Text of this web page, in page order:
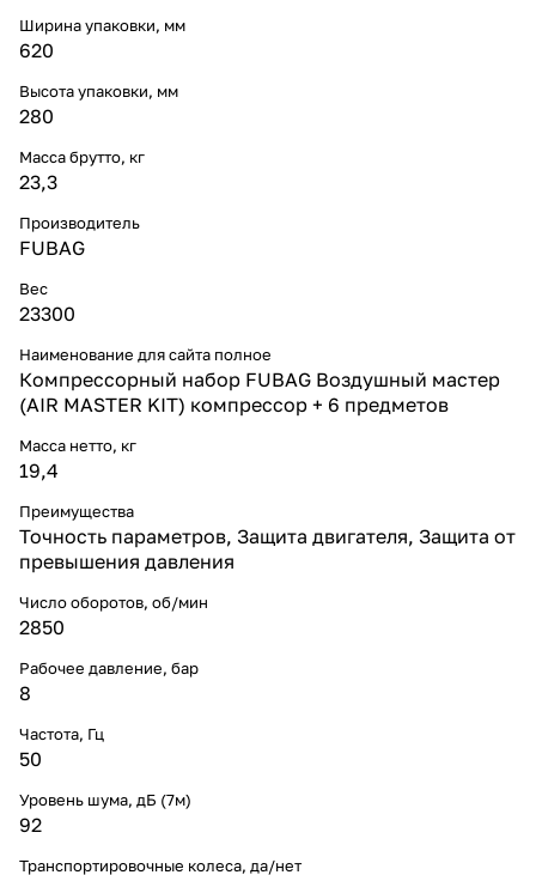
Ширина упаковки, мм
620
Высота упаковки, мм
280
Масса брутто, кг
23,3
Производитель
FUBAG
Вес
23300
Наименование для сайта полное
Компрессорный набор FUBAG Воздушный мастер
(AIR MASTER KIT) компрессор + 6 предметов
Масса нетто, кг
19,4
Преимущества
Точность параметров, Защита двигателя, Защита от
превышения давления
Число оборотов, об/мин
2850
Рабочее давление, бар
8
Частота, Гц
50
Уровень шума, дБ (7м)
92
Транспортировочные колеса, да/нет